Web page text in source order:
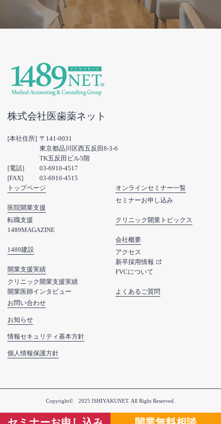
株式会社医歯薬ネット
[本社住所] 〒141-0031
東京都品川区西五反田8-3-6
TK五反田ビル5階
[電話]
03-6910-4517
[FAX]
03-6910-4515
トップページ
医院開業支援
転職支援
1489MAGAZINE
1489建設
開業支援実績
クリニック開業支援実績
開業医師インタビュー
オンラインセミナー一覧
セミナーお申し込み
クリニック開業トピックス
会社概要
アクセス
新卒採用情報
FVCについて
よくあるご質問
お問い合わせ
お知らせ
情報セキュリティ基本方針
個人情報保護方針
Copyright©︎ 2025 ISHIYAKUNET. All Right Reserved.